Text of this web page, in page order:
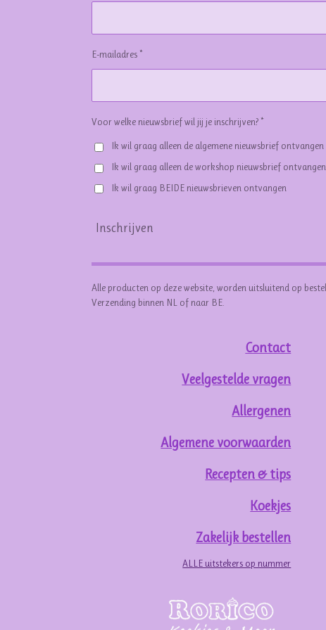
E-mailadres *
Voor welke nieuwsbrief wil jij je inschrijven? *
Ik wil graag alleen de algemene nieuwsbrief ontvangen
Ik wil graag alleen de workshop nieuwsbrief ontvangen
Ik wil graag BEIDE nieuwsbrieven ontvangen
Inschrijven
Alle producten op deze website, worden uitsluitend op
Verzending binnen NL of naar BE.
Contact
Veelgestelde vragen
Allergenen
Algemene voorwaarden
Recepten & tips
Koekjes
Zakelijk bestellen
ALLE uitstekers op nummer